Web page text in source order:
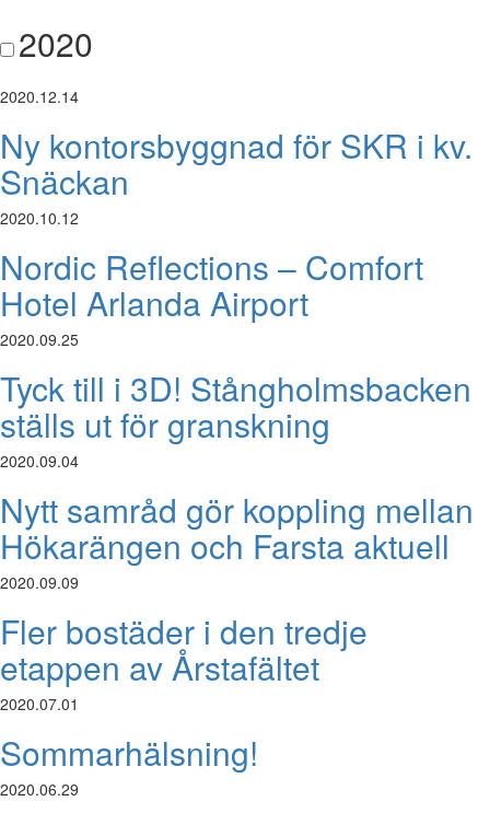
2020
2020.12.14
Ny kontorsbyggnad för SKR i kv.
Snäckan
2020.10.12
Nordic Reflections – Comfort
Hotel Arlanda Airport
2020.09.25
Tyck till i 3D! Stångholmsbacken
ställs ut för granskning
2020.09.04
Nytt samråd gör koppling mellan
Hökarängen och Farsta aktuell
2020.09.09
Fler bostäder i den tredje
etappen av Årstafältet
2020.07.01
Sommarhälsning!
2020.06.29